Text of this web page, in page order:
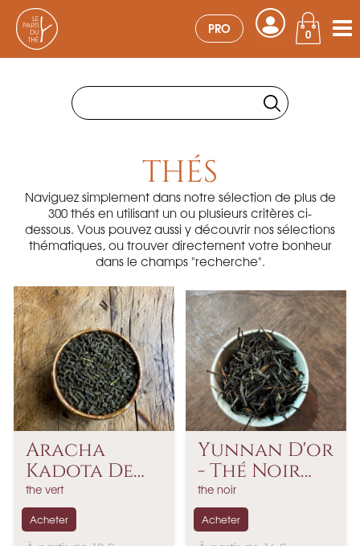
PRO 0
THÉS
Naviguez simplement dans notre sélection de plus de
300 thés en utilisant un ou plusieurs critères ci-
dessous. Vous pouvez aussi y découvrir nos sélections
thématiques, ou trouver directement votre bonheur
dans le champs "recherche".
Aracha
Kadota De
Kirishima...
the vert
Acheter
Yunnan D'or
- Thé Noir
De...
the noir
Acheter